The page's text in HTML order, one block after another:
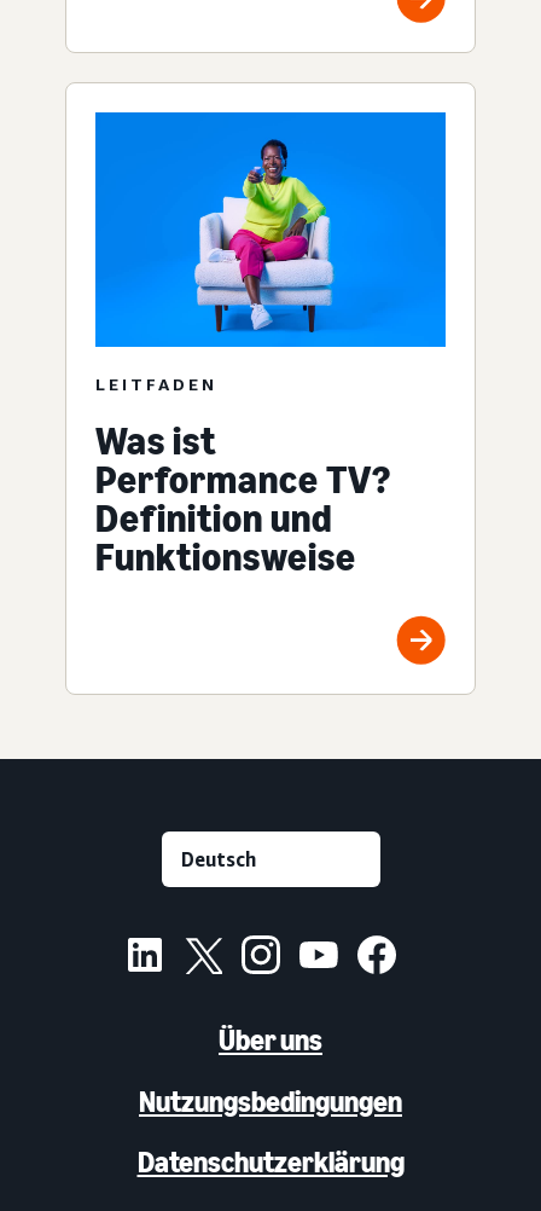
LEITFADEN
Was ist
Performance TV?
Definition und
Funktionsweise
Über uns
Nutzungsbedingungen
Datenschutzerklärung